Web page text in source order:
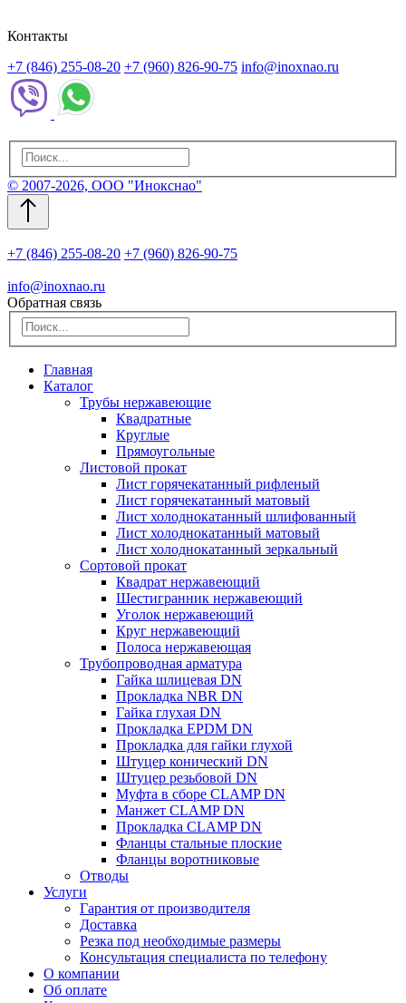
Контакты
+7 (846) 255-08-20 +7 (960) 826-90-75 info@inoxnao.ru
© 2007-2026, ООО "Инокснао"
+7 (846) 255-08-20 +7 (960) 826-90-75
info@inoxnao.ru
Обратная связь
Главная
Каталог
Трубы нержавеющие
Квадратные
Круглые
Прямоугольные
Листовой прокат
Лист горячекатанный рифленый
Лист горячекатанный матовый
Лист холоднокатанный шлифованный
Лист холоднокатанный матовый
Лист холоднокатанный зеркальный
Сортовой прокат
Квадрат нержавеющий
Шестигранник нержавеющий
Уголок нержавеющий
Круг нержавеющий
Полоса нержавеющая
Трубопроводная арматура
Гайка шлицевая DN
Прокладка NBR DN
Гайка глухая DN
Прокладка EPDM DN
Прокладка для гайки глухой
Штуцер конический DN
Штуцер резьбовой DN
Муфта в сборе CLAMP DN
Манжет CLAMP DN
Прокладка CLAMP DN
Фланцы стальные плоские
Фланцы воротниковые
Отводы
Услуги
Гарантия от производителя
Доставка
Резка под необходимые размеры
Консультация специалиста по телефону
О компании
Об оплате